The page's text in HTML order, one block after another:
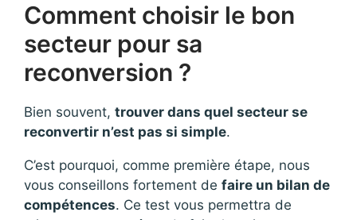
Comment choisir le bon
secteur pour sa
reconversion ?
Bien souvent, trouver dans quel secteur se
reconvertir n’est pas si simple.
C’est pourquoi, comme première étape, nous
vous conseillons fortement de faire un bilan de
compétences. Ce test vous permettra de